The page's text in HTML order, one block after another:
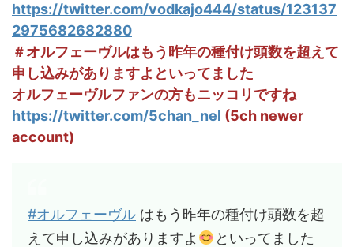
https://twitter.com/vodkajo444/status/123137
2975682682880
＃オルフェーヴルはもう昨年の種付け頭数を超えて
申し込みがありますよといってました
オルフェーヴルファンの方もニッコリですね
https://twitter.com/5chan_nel (5ch newer
account)
#オルフェーヴル はもう昨年の種付け頭数を超
えて申し込みがありますよ
といってました